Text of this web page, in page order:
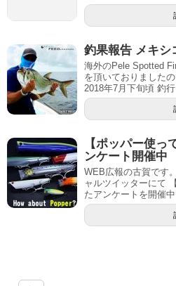
釣果報告 メキシ
海外のPele Spotted
を頂いておりました
2018年7月下旬頃 釣行
【ポッパー使っ
ンケート開催中
WEB広報の古賀です
ャルツイッターにて
たアンケートを開催